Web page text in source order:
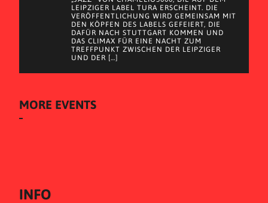
LEIPZIGER LABEL TURA ERSCHEINT. DIE
VERÖFFENTLICHUNG WIRD GEMEINSAM MIT
DEN KÖPFEN DES LABELS GEFEIERT, DIE
DAFÜR NACH STUTTGART KOMMEN UND
DAS CLIMAX FÜR EINE NACHT ZUM
TREFFPUNKT ZWISCHEN DER LEIPZIGER
UND DER […]
MORE EVENTS
INFO